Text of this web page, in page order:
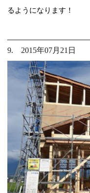
るようになります！
9. 2015年07月21日